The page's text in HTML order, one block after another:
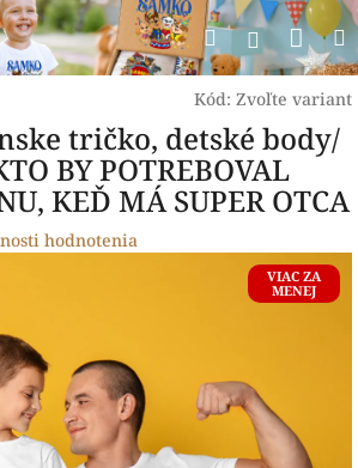
Hľadať
Kód: Zvoľte variant
tričko, detské body/
BY POTREBOVAL
KEĎ MÁ SUPER OTCA
hodnotenia
VIAC ZA
MENEJ